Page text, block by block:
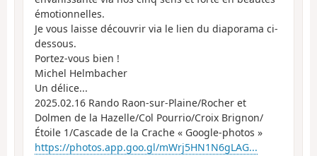
émotionnelles.
Je vous laisse découvrir via le lien du diaporama ci-
dessous.
Portez-vous bien !
Michel Helmbacher
Un délice...
2025.02.16 Rando Raon-sur-Plaine/Rocher et
Dolmen de la Hazelle/Col Pourrio/Croix Brignon/
Étoile 1/Cascade de la Crache « Google-photos »
https://photos.app.goo.gl/mWrj5HN1N6gLAG...